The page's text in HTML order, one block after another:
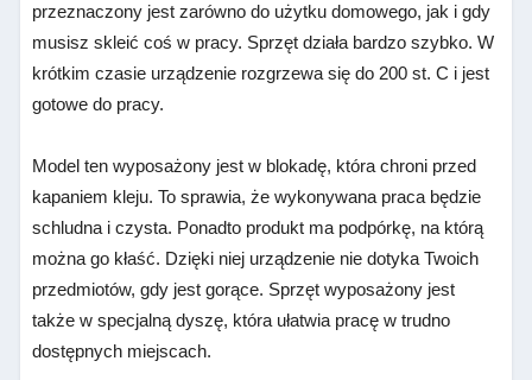
przeznaczony jest zarówno do użytku domowego, jak i gdy
musisz skleić coś w pracy. Sprzęt działa bardzo szybko. W
krótkim czasie urządzenie rozgrzewa się do 200 st. C i jest
gotowe do pracy.
Model ten wyposażony jest w blokadę, która chroni przed
kapaniem kleju. To sprawia, że wykonywana praca będzie
schludna i czysta. Ponadto produkt ma podpórkę, na którą
można go kłaść. Dzięki niej urządzenie nie dotyka Twoich
przedmiotów, gdy jest gorące. Sprzęt wyposażony jest
także w specjalną dyszę, która ułatwia pracę w trudno
dostępnych miejscach.